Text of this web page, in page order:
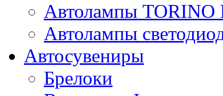
Автолампы
Автолампы
Автосувениры
Брелоки